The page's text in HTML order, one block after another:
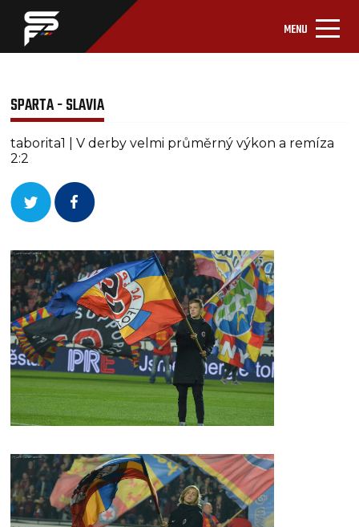
MENU
SPARTA - SLAVIA
taborita1 | V derby velmi průměrný výkon a remíza
2:2